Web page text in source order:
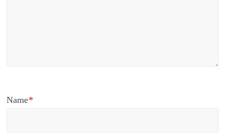
Name*